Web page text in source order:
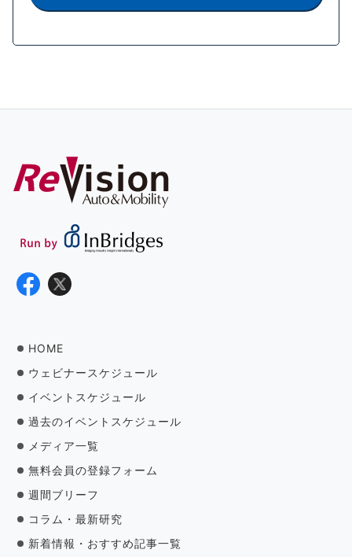
HOME
ウェビナースケジュール
イベントスケジュール
過去のイベントスケジュール
メディア一覧
無料会員の登録フォーム
週間ブリーフ
コラム・最新研究
新着情報・おすすめ記事一覧